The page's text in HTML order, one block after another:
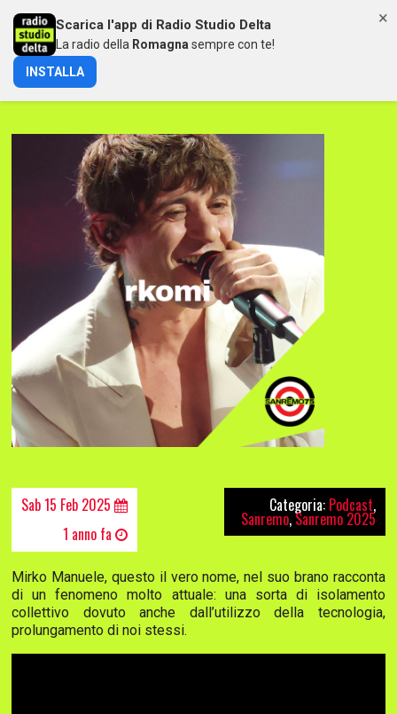
RKOMI A SANREMO 2025
Sab 15 Feb 2025
1 anno fa
Categoria: Podcast,
Sanremo,Sanremo 2025
Mirko Manuele, questo il vero nome, nel suo brano racconta
di un fenomeno molto attuale: una sorta di isolamento
collettivo dovuto anche dall’utilizzo della tecnologia,
prolungamento di noi stessi.
×
Scarica l'app di Radio Studio Delta
La radio della Romagna sempre con te!
INSTALLA